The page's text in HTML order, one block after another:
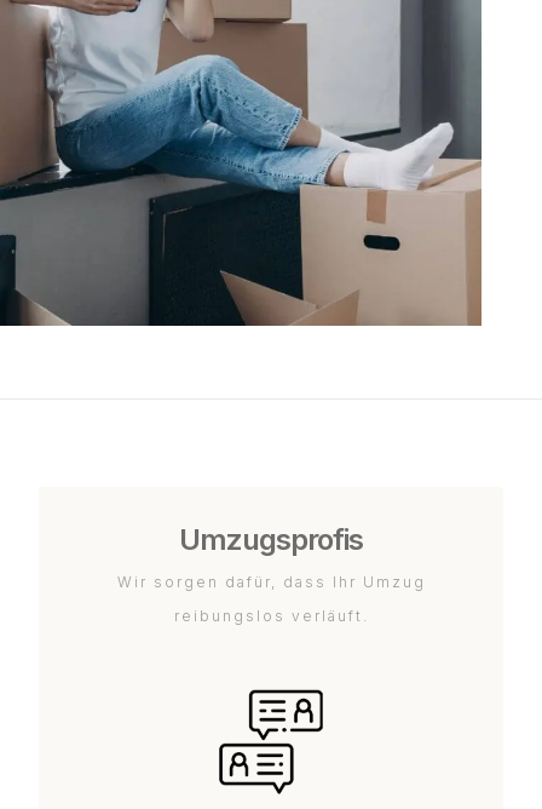
Umzugsprofis
Wir sorgen dafür, dass Ihr Umzug
reibungslos verläuft.